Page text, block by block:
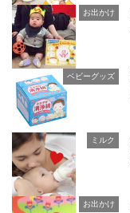
お出かけ
ベビーグッズ
ミルク
お出かけ